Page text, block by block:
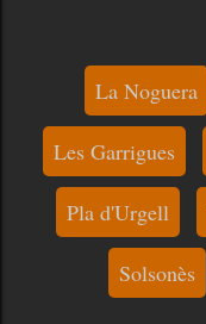
La Noguera
Les Garrigues
Pla d'Urgell
Solsonès